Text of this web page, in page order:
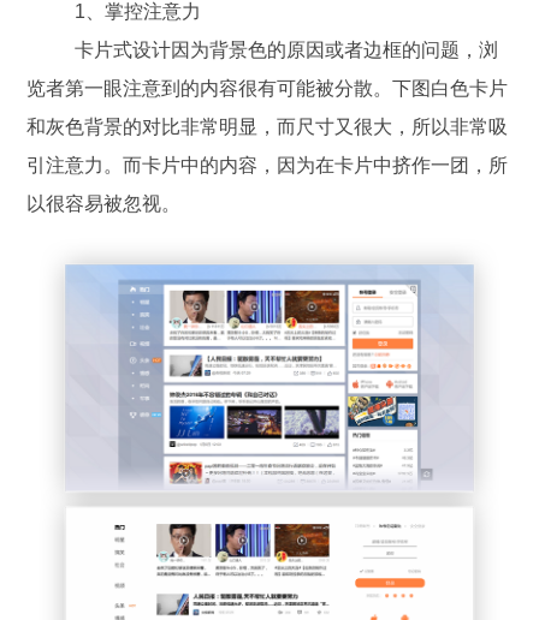
1、掌控注意力
卡片式设计因为背景色的原因或者边框的问题，浏
览者第一眼注意到的内容很有可能被分散。下图白色卡片
和灰色背景的对比非常明显，而尺寸又很大，所以非常吸
引注意力。而卡片中的内容，因为在卡片中挤作一团，所
以很容易被忽视。